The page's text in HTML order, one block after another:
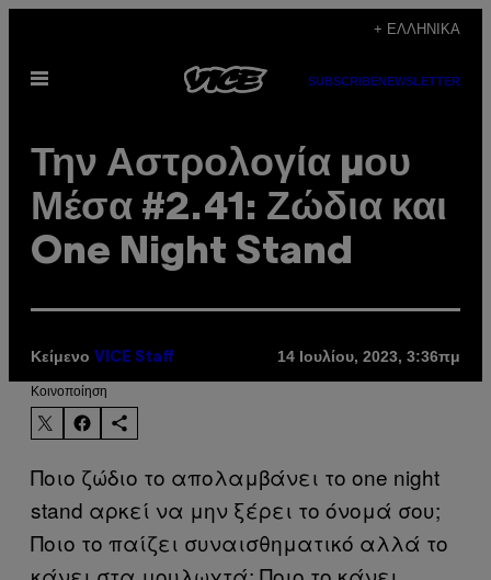
περιεχόμενο
+ ΕΛΛΗΝΙΚΆ
Ανοίξτε
SUBSCRIBENEWSLETTER
Την Αστρολογία μου
Μέσα #2.41: Ζώδια και
One Night Stand
Κείμενο VICE Staff 14 Ιουλίου, 2023, 3:36πμ
Kοινοποίηση
Ποιο ζώδιο το απολαμβάνει το one night
stand αρκεί να μην ξέρει το όνομά σου;
Ποιο το παίζει συναισθηματικό αλλά το